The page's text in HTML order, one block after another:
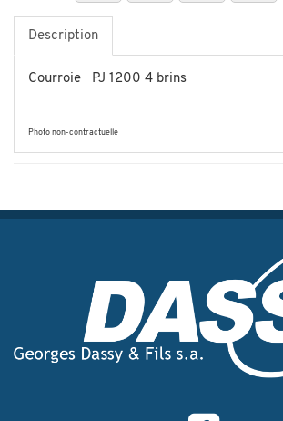
Description
Courroie PJ 1200 4 brins
Photo non-contractuelle